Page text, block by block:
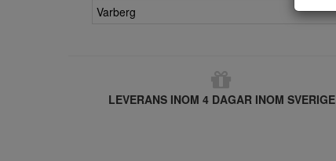
Varberg
LEVERANS INOM 4 DAGAR INOM SVERIGE